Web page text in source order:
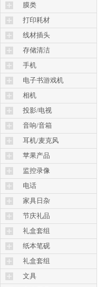
手机保护类
苹果配件
投影辅件
相机配件
苹果保护类
路由器
集线器
底座支架
移动电源/UPS
膜类
手机防窥
电脑防窥
苹果防窥
保护膜
键盘膜
外壳膜
打印耗材
硒鼓墨粉
墨盒墨水
线材插头
网线/数据线
音视频线
HDMI线材
USB线
插头转接口
电源/电话线
存储清洁
清洁剂
清洁工具
U盘
存储卡
手机
电子书游戏机
相机
投影/电视
音响/音箱
耳机/麦克风
苹果产品
监控录像
电话
家具日杂
节庆礼品
礼盒套组
纸本笔砚
礼盒套组
文具